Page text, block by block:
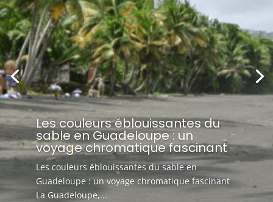
Les couleurs éblouissantes du
sable en Guadeloupe : un
voyage chromatique fascinant
Les couleurs éblouissantes du sable en
Guadeloupe : un voyage chromatique fascinant
La Guadeloupe,...